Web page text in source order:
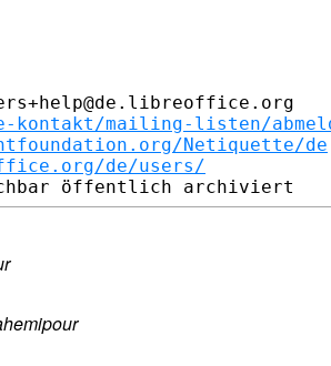
mailing-listen/
Netiquette/de
de/users/